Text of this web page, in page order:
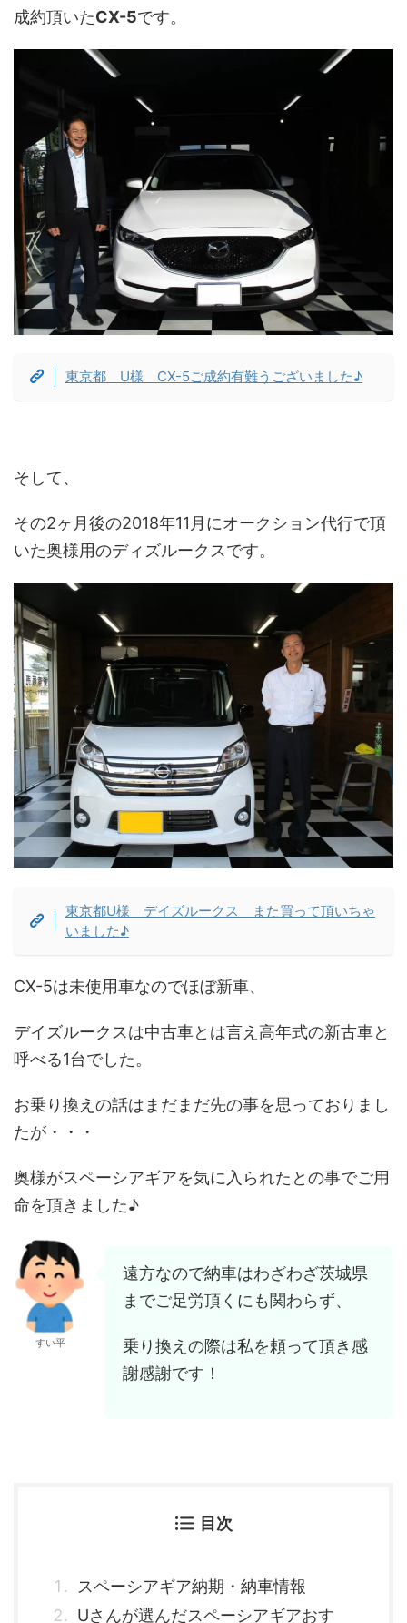
成約頂いたCX-5です。
東京都 U様 CX-5ご成約有難うございました♪
そして、
その2ヶ月後の2018年11月にオークション代行で頂
いた奥様用のディズルークスです。
東京都U様 デイズルークス また買って頂いちゃ
いました♪
CX-5は未使用車なのでほぼ新車、
デイズルークスは中古車とは言え高年式の新古車と
呼べる1台でした。
お乗り換えの話はまだまだ先の事を思っておりまし
たが・・・
奥様がスペーシアギアを気に入られたとの事でご用
命を頂きました♪
すい平
遠方なので納車はわざわざ茨城県
までご足労頂くにも関わらず、
乗り換えの際は私を頼って頂き感
謝感謝です！
目次
スペーシアギア納期・納車情報
Uさんが選んだスペーシアギアおす